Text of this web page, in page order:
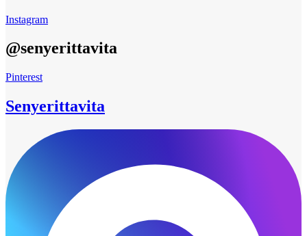
Instagram
@senyerittavita
Pinterest
Senyerittavita